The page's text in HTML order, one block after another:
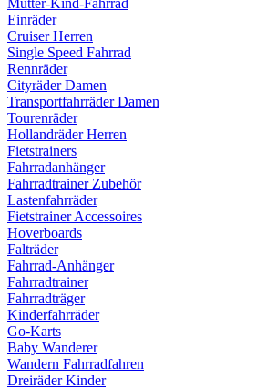
Mutter-Kind-Fahrrad
Einräder
Cruiser Herren
Single Speed Fahrrad
Rennräder
Cityräder Damen
Transportfahrräder Damen
Tourenräder
Hollandräder Herren
Fietstrainers
Fahrradanhänger
Fahrradtrainer Zubehör
Lastenfahrräder
Fietstrainer Accessoires
Hoverboards
Falträder
Fahrrad-Anhänger
Fahrradtrainer
Fahrradträger
Kinderfahrräder
Go-Karts
Baby Wanderer
Wandern Fahrradfahren
Dreiräder Kinder